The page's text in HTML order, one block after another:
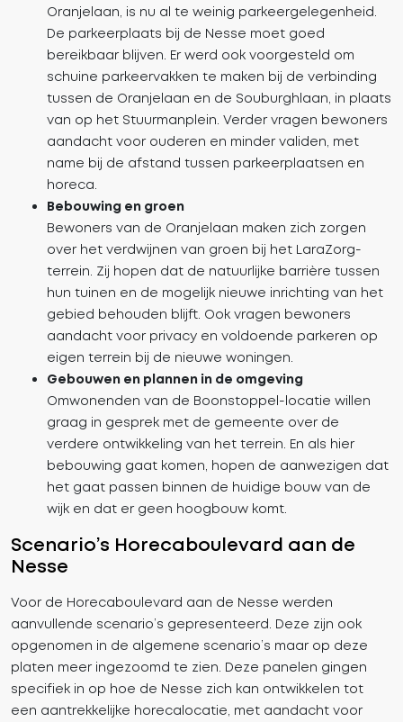
Oranjelaan, is nu al te weinig parkeergelegenheid.
De parkeerplaats bij de Nesse moet goed
bereikbaar blijven. Er werd ook voorgesteld om
schuine parkeervakken te maken bij de verbinding
tussen de Oranjelaan en de Souburghlaan, in plaats
van op het Stuurmanplein. Verder vragen bewoners
aandacht voor ouderen en minder validen, met
name bij de afstand tussen parkeerplaatsen en
horeca.
Bebouwing en groen
Bewoners van de Oranjelaan maken zich zorgen
over het verdwijnen van groen bij het LaraZorg-
terrein. Zij hopen dat de natuurlijke barrière tussen
hun tuinen en de mogelijk nieuwe inrichting van het
gebied behouden blijft. Ook vragen bewoners
aandacht voor privacy en voldoende parkeren op
eigen terrein bij de nieuwe woningen.
Gebouwen en plannen in de omgeving
Omwonenden van de Boonstoppel-locatie willen
graag in gesprek met de gemeente over de
verdere ontwikkeling van het terrein. En als hier
bebouwing gaat komen, hopen de aanwezigen dat
het gaat passen binnen de huidige bouw van de
wijk en dat er geen hoogbouw komt.
Scenario’s Horecaboulevard aan de
Nesse
Voor de Horecaboulevard aan de Nesse werden
aanvullende scenario’s gepresenteerd. Deze zijn ook
opgenomen in de algemene scenario’s maar op deze
platen meer ingezoomd te zien. Deze panelen gingen
specifiek in op hoe de Nesse zich kan ontwikkelen tot
een aantrekkelijke horecalocatie, met aandacht voor